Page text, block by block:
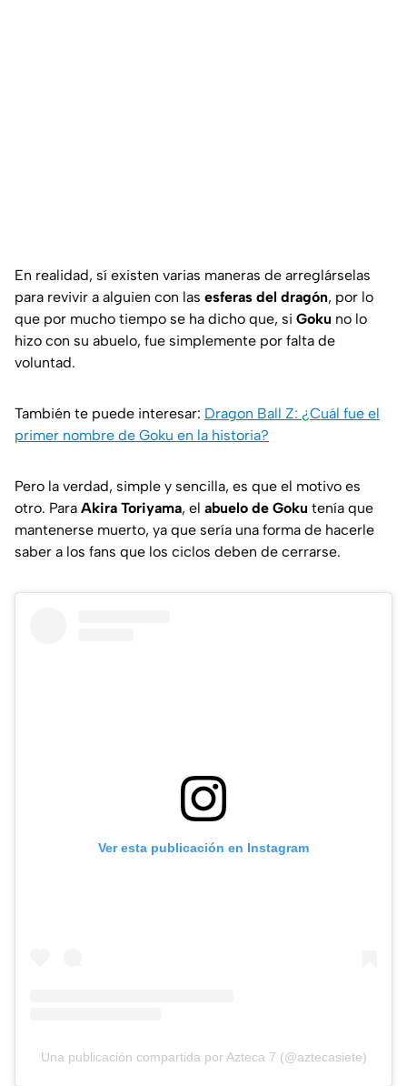
En realidad, sí existen varias maneras de arreglárselas
para revivir a alguien con las esferas del dragón, por lo
que por mucho tiempo se ha dicho que, si Goku no lo
hizo con su abuelo, fue simplemente por falta de
voluntad.
También te puede interesar: Dragon Ball Z: ¿Cuál fue el
primer nombre de Goku en la historia?
Pero la verdad, simple y sencilla, es que el motivo es
otro. Para Akira Toriyama, el abuelo de Goku tenía que
mantenerse muerto, ya que sería una forma de hacerle
saber a los fans que los ciclos deben de cerrarse.
Ver esta publicación en Instagram
Una publicación compartida por Azteca 7 (@aztecasiete)